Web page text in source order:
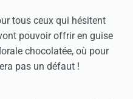
tous ceux qui hésitent
pouvoir offrir en guise
chocolatée, où pour
pas un défaut !